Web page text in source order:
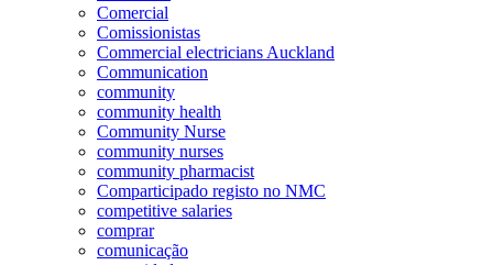
Comercial
Comissionistas
Commercial electricians Auckland
Communication
community
community health
Community Nurse
community nurses
community pharmacist
Comparticipado registo no NMC
competitive salaries
comprar
comunicação